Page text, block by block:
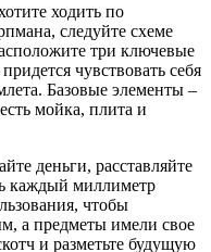
ходить по
следуйте схеме
три ключевые
чувствовать себя
Базовые элементы –
мойка, плита и
деньги, расставляйте
каждый миллиметр
чтобы
а предметы имели свое
и разметьте будущую